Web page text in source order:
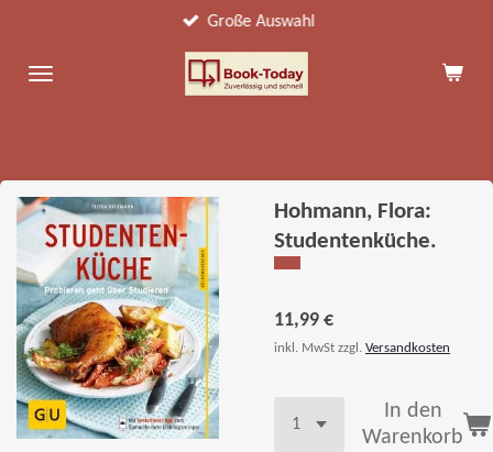
springen
Große Auswahl
Hohmann, Flora:
Studentenküche.
11,99 €
inkl. MwSt zzgl. Versandkosten
In den
Warenkorb